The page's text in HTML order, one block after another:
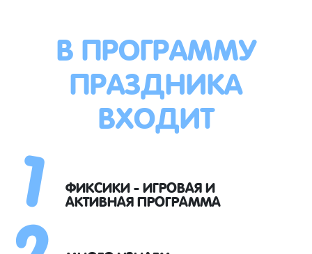
В ПРОГРАММУ
ПРАЗДНИКА
ВХОДИТ
ФИКСИКИ - ИГРОВАЯ И
АКТИВНАЯ ПРОГРАММА